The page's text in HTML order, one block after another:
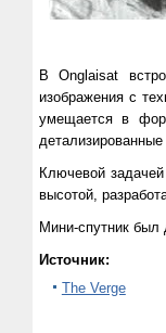
В Onglaisat
изображения с
умещается в
Ключевой
высотой,
Мини-спутник был
Источник:
The Verge